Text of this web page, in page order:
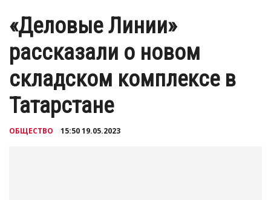
«Деловые Линии»
рассказали о новом
складском комплексе в
Татарстане
ОБЩЕСТВО 15:50 19.05.2023